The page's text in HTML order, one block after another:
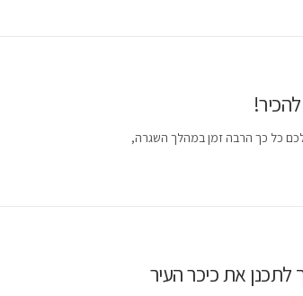
כל כך הרבה זמן במהלך השגרה,